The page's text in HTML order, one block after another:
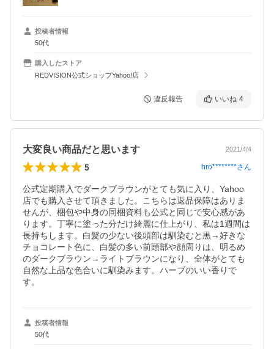
投稿者情報
50代
購入したストア
REDVISION公式ショップYahoo!店
違反報告 いいね 4
大変良い商品だと思います 2021/4/4
5 hro********さん
公式定期購入でダークブラウンがとても気に入り、Yahoo
店でも購入させて頂きました。こちらは返品保障はありま
せんが、梱包や中身の同梱資料も公式と同じで安心感があ
ります。丁寧に塗った分だけ綺麗に仕上がり、私は1週間は
長持ちします。白髪の少ない後頭部は馴染むと黒→好きな
チョコレート色に、白髪の多い前頭部や顔周りは、明るめ
のダークブラウン→ライトブラウンになり、全体がとても
自然な上品な色合いに馴染みます。ハーブのいい香りで
す。
投稿者情報
50代